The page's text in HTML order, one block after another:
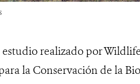
realizado por
la Conservación de la